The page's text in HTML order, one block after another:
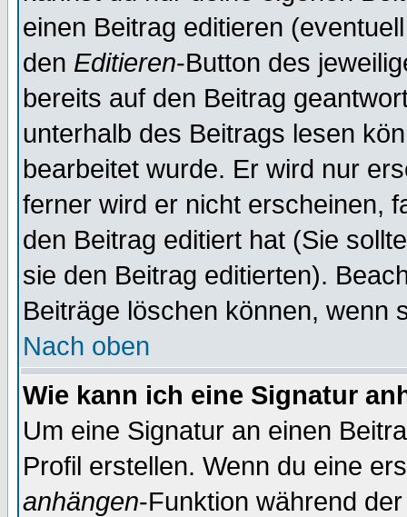
einen Beitrag editieren
den Editieren-Button des
bereits auf den Beitrag
unterhalb des Beitrags lesen
bearbeitet wurde. Er wird nur
ferner wird er nicht erscheinen,
den Beitrag editiert hat (Sie
sie den Beitrag editierten).
Beiträge löschen können, wenn
Nach oben
Wie kann ich eine Signatur
Um eine Signatur an einen
Profil erstellen. Wenn du eine
anhängen-Funktion während